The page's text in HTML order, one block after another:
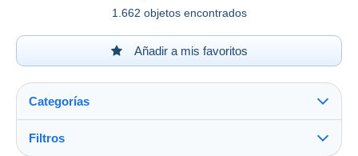
1.662 objetos encontrados
Añadir a mis favoritos
Categorías
Filtros